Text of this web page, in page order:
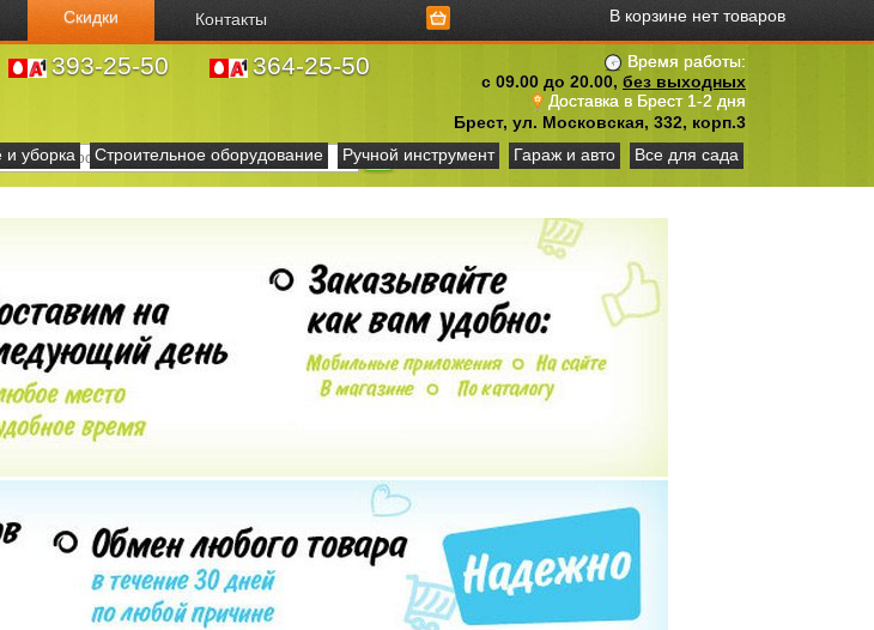
Скидки Контакты В корзине нет товаров
Время работы:
с 09.00 до 20.00, без выходных
Доставка в Брест 1-2 дня
Брест, ул. Московская, 332, корп.3
393-25-50 364-25-50
уборка Строительное оборудование Ручной инструмент Гараж и авто Все для сада